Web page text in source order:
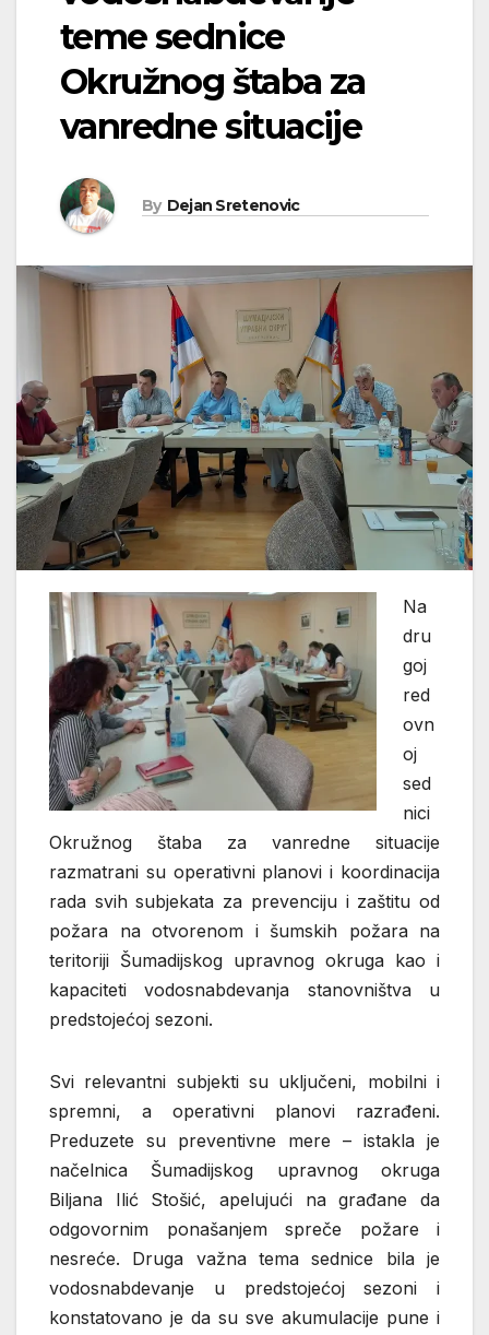
teme sednice
Okružnog štaba za
vanredne situacije
By Dejan Sretenovic
Na
dru
goj
red
ovn
oj
sed
nici
Okružnog štaba za vanredne situacije
razmatrani su operativni planovi i koordinacija
rada svih subjekata za prevenciju i zaštitu od
požara na otvorenom i šumskih požara na
teritoriji Šumadijskog upravnog okruga kao i
kapaciteti vodosnabdevanja stanovništva u
predstojećoj sezoni.
Svi relevantni subjekti su uključeni, mobilni i
spremni, a operativni planovi razrađeni.
Preduzete su preventivne mere – istakla je
načelnica Šumadijskog upravnog okruga
Biljana Ilić Stošić, apelujući na građane da
odgovornim ponašanjem spreče požare i
nesreće. Druga važna tema sednice bila je
vodosnabdevanje u predstojećoj sezoni i
konstatovano je da su sve akumulacije pune i